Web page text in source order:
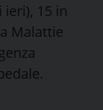
15 in
Malattie